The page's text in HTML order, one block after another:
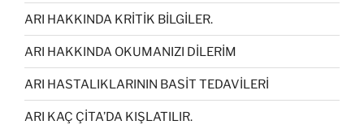
ARI HAKKINDA KRİTİK BİLGİLER.
ARI HAKKINDA OKUMANIZI DİLERİM
ARI HASTALIKLARININ BASİT TEDAVİLERİ
ARI KAÇ ÇİTA’DA KIŞLATILIR.